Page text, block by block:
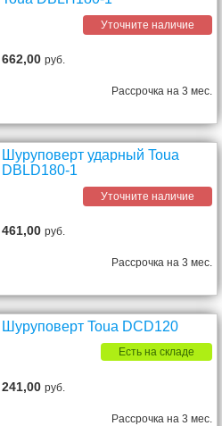
Уточните наличие
662,00руб.
Рассрочка на 3 мес.
Шуруповерт ударный Toua
DBLD180-1
Уточните наличие
461,00руб.
Рассрочка на 3 мес.
Шуруповерт Toua DCD120
Есть на складе
241,00руб.
Рассрочка на 3 мес.